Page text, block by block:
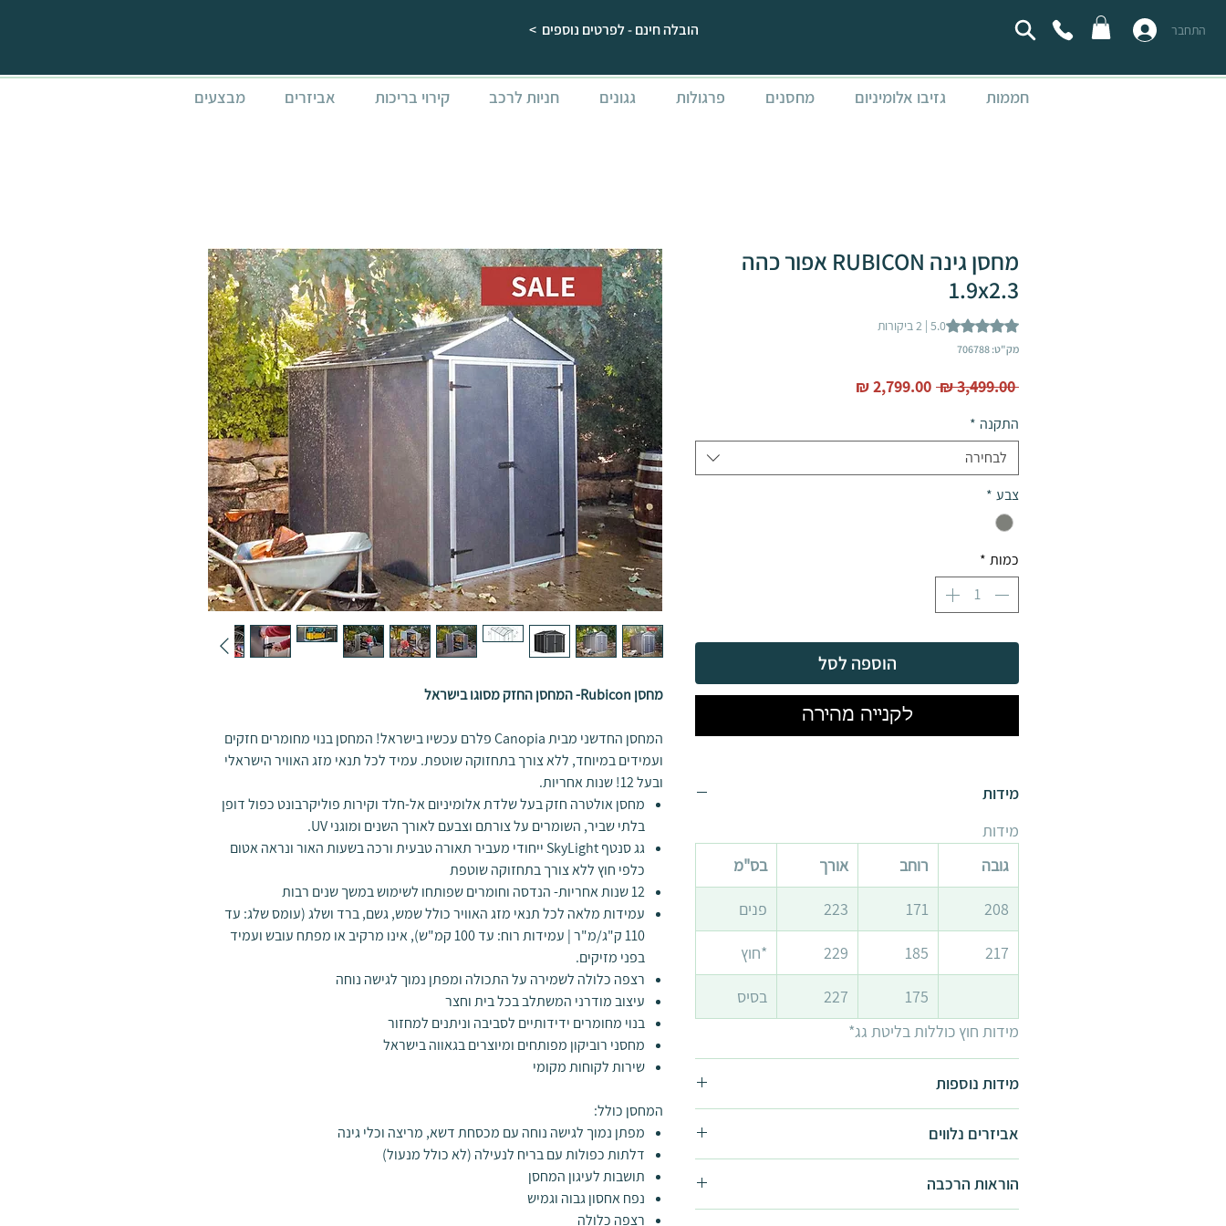
הובלה חינם - לפרטים נוספים > התחבר
חממות גזיבו אלומיניום מחסנים פרגולות גגונים חניות לרכב קירוי בריכות אביזרים מבצעים
מחסן Rubicon- המחסן החזק מסוגו בישראל
המחסן החדשני מבית Canopia פלרם עכשיו בישראל! המחסן בנוי מחומרים חזקים
ועמידים במיוחד, ללא צורך בתחזוקה שוטפת. עמיד לכל תנאי מזג האוויר הישראלי
ובעל 12!
שנות אחריות.
מחסן אולטרה חזק בעל שלדת אלומיניום אל-חלד וקירות פוליקרבונט כפול דופן
בלתי שביר, השומרים על צורתם וצבעם לאורךהשנים ומוגניUV
.
גג סנטףSkyLight ייחודי מעביר תאורה טבעית ורכה בשעות האור ונראה אטום
כלפי חוץללא צורך בתחזוקה שוטפת
12 שנות אחריות- הנדסה וחומרים שפותחו לשימוש במשך שנים רבות
עמידות מלאה לכל תנאי מזג האוויר כולל שמש, גשם, ברד ושלג (עומס שלג: עד
110 ק"ג/מ"ר | עמידות רוח: עד 100 קמ"ש), אינו מרקיב או מפתח עובש ועמיד
בפני מזיקים.
רצפה כלולה לשמירה על התכולה ומפתן נמוך לגישה נוחה
עיצוב מודרני המשתלב בכל בית וחצר
בנוי מחומרים ידידותיים לסביבה וניתנים למחזור
מחסני רוביקון מפותחים ומיוצרים בגאווה בישראל
שירות לקוחות מקומי
המחסן כולל:
מפתן נמוך לגישה נוחה עם מכסחת דשא, מריצה וכלי גינה
דלתות כפולות עם בריח לנעילה (לא כולל מנעול)
תושבות לעיגון המחסן
נפח אחסון גבוה וגמיש
רצפה כלולה
מחסן גינה RUBICON אפור כהה
1.9x2.3
Rating is 5.0 out of five stars based on 2 reviews
5.0 | 2 ביקורות
מק"ט: 706788
‏3,499.00 ‏₪
מחיר
התקנה *
לבחירה
צבע *
כמות *
הוספה לסל
לקנייה מהירה
מידות
מידות
גובה
רוחב אורך בס"מ
208
171
223 פנים
217
185
229 *חוץ
175
227
בסיס
מידות חוץ כוללות בליטת גג*
מידות נוספות
אביזרים נלווים
סט 3 מדפים למחסן
הוראות הרכבה